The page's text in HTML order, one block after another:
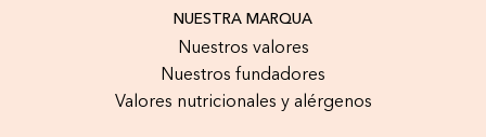
NUESTRA MARQUA
Nuestros valores
Nuestros fundadores
Valores nutricionales y alérgenos